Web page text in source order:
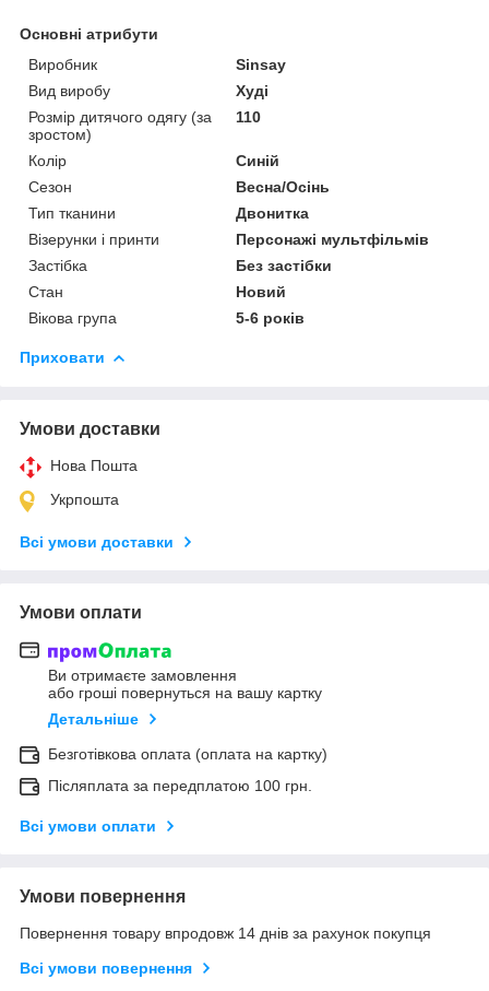
Основні атрибути
Виробник
Sinsay
Вид виробу
Худі
Розмір дитячого одягу (за
зростом)
110
Колір
Синій
Сезон
Весна/Осінь
Тип тканини
Двонитка
Візерунки і принти
Персонажі мультфільмів
Застібка
Без застібки
Стан
Новий
Вікова група
5-6 років
Приховати
Умови доставки
Нова Пошта
Укрпошта
Всі умови доставки
Умови оплати
Ви отримаєте замовлення
або гроші повернуться на вашу картку
Детальніше
Безготівкова оплата (оплата на картку)
Післяплата за передплатою 100 грн.
Всі умови оплати
Умови повернення
Повернення товару впродовж 14 днів за рахунок покупця
Всі умови повернення